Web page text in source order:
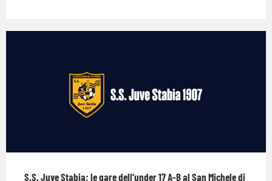
S.S. Juve Stabia: le gare dell’under 17 A-B al San Michele di